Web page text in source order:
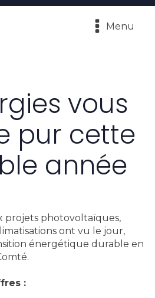
Menu
vous
pur cette
année
projets photovoltaïques,
ont vu le jour,
énergétique durable en
: